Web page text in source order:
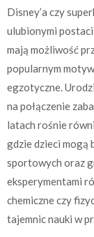
Disney’a czy
ulubionymi
mają możliwość
popularnym
egzotyczne.
na połączenie
latach rośnie
gdzie dzieci mogą
sportowych oraz
eksperymentami
chemiczne czy
tajemnic nauki w